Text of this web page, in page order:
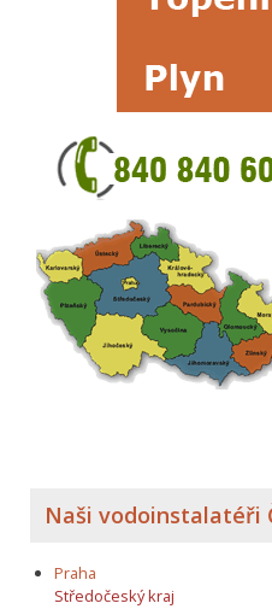
Naši vodoinstalatéři
Praha
Středočeský kraj